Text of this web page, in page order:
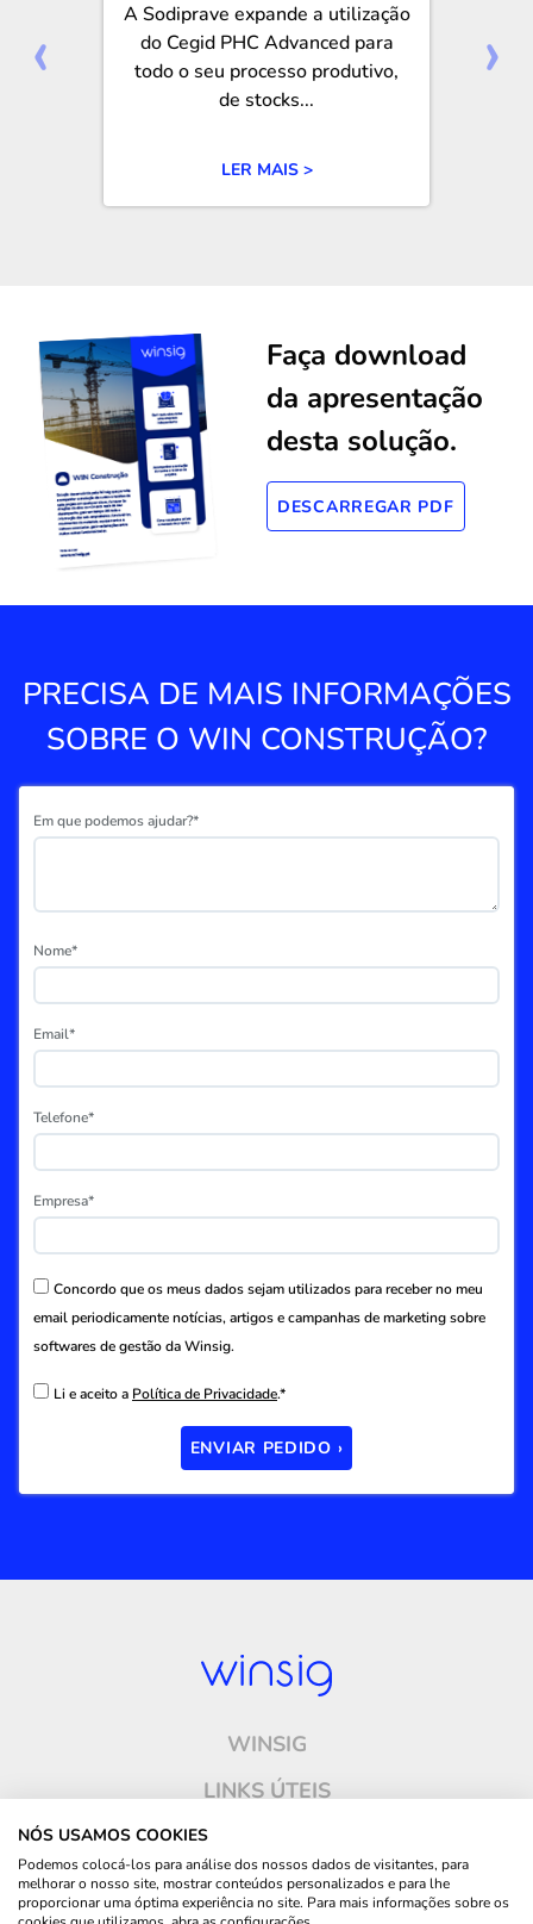
A Sodiprave expande a utilização
do Cegid PHC Advanced para
todo o seu processo produtivo,
de stocks...
LER MAIS >
‹ ›
Faça download
da apresentação
desta solução.
DESCARREGAR PDF
PRECISA DE MAIS INFORMAÇÕES
SOBRE O WIN CONSTRUÇÃO?
Em que podemos ajudar?*
Nome*
Email*
Telefone*
Empresa*
Concordo que os meus dados sejam utilizados para receber no meu
email periodicamente notícias, artigos e campanhas de marketing sobre
softwares de gestão da Winsig.
Li e aceito a Política de Privacidade.*
ENVIAR PEDIDO ›
WINSIG
LINKS ÚTEIS
ONDE ESTAMOS
CONTACTOS
NÓS USAMOS COOKIES
Podemos colocá-los para análise dos nossos dados de visitantes, para
melhorar o nosso site, mostrar conteúdos personalizados e para lhe
proporcionar uma óptima experiência no site. Para mais informações sobre os